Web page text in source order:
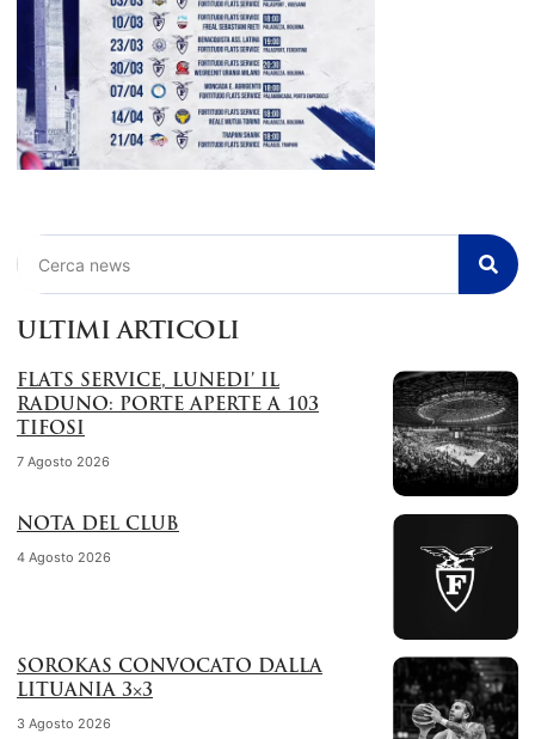
ULTIMI ARTICOLI
FLATS SERVICE, LUNEDI’ IL
RADUNO: PORTE APERTE A 103
TIFOSI
7 Agosto 2026
NOTA DEL CLUB
4 Agosto 2026
SOROKAS CONVOCATO DALLA
LITUANIA 3×3
3 Agosto 2026